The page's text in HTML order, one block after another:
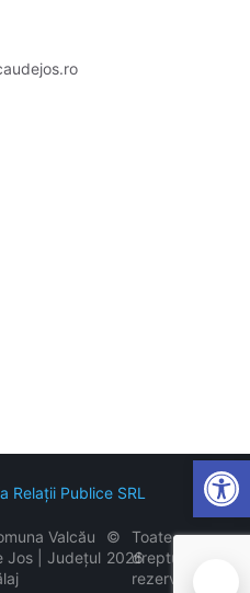
Valcău
Jos | Județul
©
2026
Toate
drepturile
rezervate
Relații Publice SRL